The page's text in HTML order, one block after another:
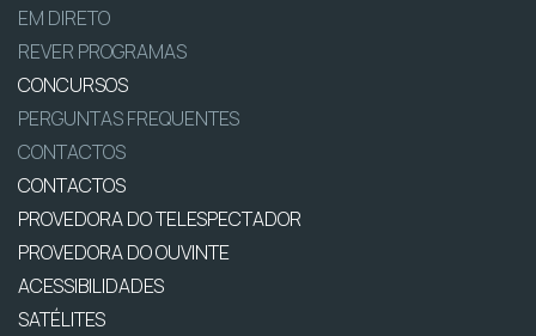
EM DIRETO
REVER PROGRAMAS
CONCURSOS
PERGUNTAS FREQUENTES
CONTACTOS
CONTACTOS
PROVEDORA DO TELESPECTADOR
PROVEDORA DO OUVINTE
ACESSIBILIDADES
SATÉLITES